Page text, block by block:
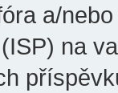
a/
na